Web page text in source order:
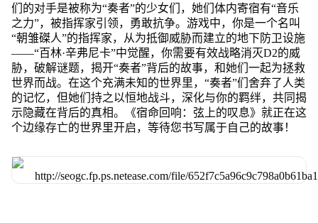
们的对手是被称为“奏者”的少女们，她们体内寄宿有“音乐
之力”，被指挥家引领，勇敢抗争。游戏中，你是一个名叫
“朝雏磔人”的指挥家，从为抵御威胁而建立的地下防卫设施
——“百林·辛弗尼卡”中觉醒，你需要有效战略消灭D2的威
胁，破解谜题，揭开“奏者”背后的故事，和她们一起为拯救
世界而战。在这个充满未知的世界里，“奏者”们舍弃了人类
的记忆，但她们持之以恒地战斗，深化与你的羁绊，共同揭
示隐藏在背后的真相。《宿命回响：弦上的叹息》就正在这
个边缘存亡的世界里开启，等待您书写属于自己的故事！